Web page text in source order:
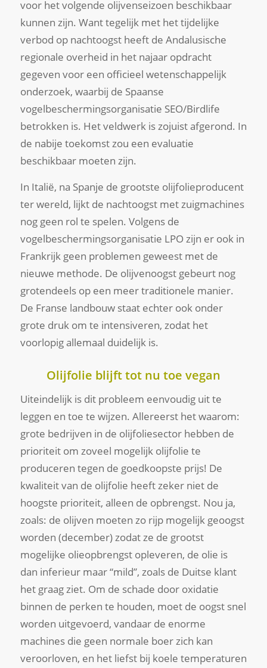
voor het volgende olijvenseizoen beschikbaar
kunnen zijn. Want tegelijk met het tijdelijke
verbod op nachtoogst heeft de Andalusische
regionale overheid in het najaar opdracht
gegeven voor een officieel wetenschappelijk
onderzoek, waarbij de Spaanse
vogelbeschermingsorganisatie SEO/Birdlife
betrokken is. Het veldwerk is zojuist afgerond. In
de nabije toekomst zou een evaluatie
beschikbaar moeten zijn.
In Italië, na Spanje de grootste olijfolieproducent
ter wereld, lijkt de nachtoogst met zuigmachines
nog geen rol te spelen. Volgens de
vogelbeschermingsorganisatie LPO zijn er ook in
Frankrijk geen problemen geweest met de
nieuwe methode. De olijvenoogst gebeurt nog
grotendeels op een meer traditionele manier.
De Franse landbouw staat echter ook onder
grote druk om te intensiveren, zodat het
voorlopig allemaal duidelijk is.
Olijfolie blijft tot nu toe vegan
Uiteindelijk is dit probleem eenvoudig uit te
leggen en toe te wijzen. Allereerst het waarom:
grote bedrijven in de olijfoliesector hebben de
prioriteit om zoveel mogelijk olijfolie te
produceren tegen de goedkoopste prijs! De
kwaliteit van de olijfolie heeft zeker niet de
hoogste prioriteit, alleen de opbrengst. Nou ja,
zoals: de olijven moeten zo rijp mogelijk geoogst
worden (december) zodat ze de grootst
mogelijke olieopbrengst opleveren, de olie is
dan inferieur maar “mild”, zoals de Duitse klant
het graag ziet. Om de schade door oxidatie
binnen de perken te houden, moet de oogst snel
worden uitgevoerd, vandaar de enorme
machines die geen normale boer zich kan
veroorloven, en het liefst bij koele temperaturen